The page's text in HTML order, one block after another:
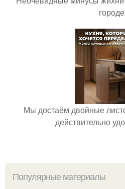
Мы достаём двойные
действительно
Популярные материалы